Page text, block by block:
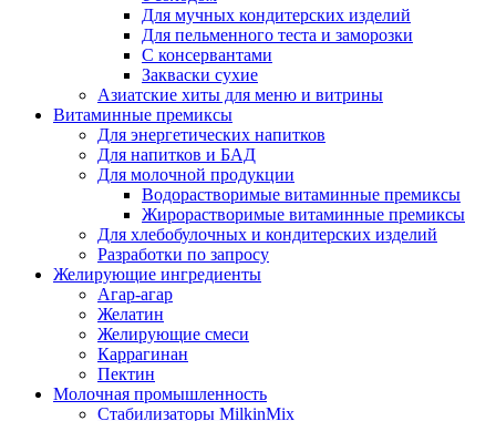
Для мучных кондитерских изделий
Для пельменного теста и заморозки
С консервантами
Закваски сухие
Азиатские хиты для меню и витрины
Витаминные премиксы
Для энергетических напитков
Для напитков и БАД
Для молочной продукции
Водорастворимые витаминные премиксы
Жирорастворимые витаминные премиксы
Для хлебобулочных и кондитерских изделий
Разработки по запросу
Желирующие ингредиенты
Агар-агар
Желатин
Желирующие смеси
Каррагинан
Пектин
Молочная промышленность
Стабилизаторы MilkinMix